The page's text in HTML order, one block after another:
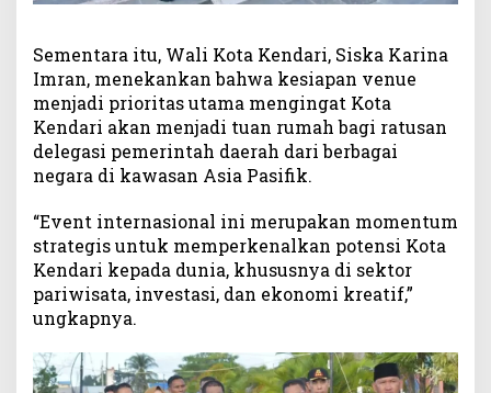
Sementara itu, Wali Kota Kendari, Siska Karina
Imran, menekankan bahwa kesiapan venue
menjadi prioritas utama mengingat Kota
Kendari akan menjadi tuan rumah bagi ratusan
delegasi pemerintah daerah dari berbagai
negara di kawasan Asia Pasifik.
“Event internasional ini merupakan momentum
strategis untuk memperkenalkan potensi Kota
Kendari kepada dunia, khususnya di sektor
pariwisata, investasi, dan ekonomi kreatif,”
ungkapnya.